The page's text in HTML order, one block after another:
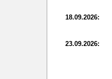
18.09.2026:
23.09.2026: